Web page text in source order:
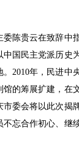
贵云在致辞中指
中国民主党派历史
2010年，民进中
馆的筹展扩建，在
市委会将以此次揭
不忘合作初心、继